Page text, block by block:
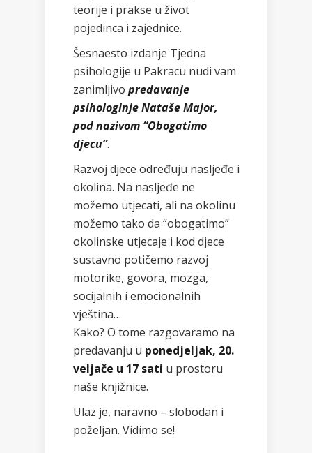
teorije i prakse u život
pojedinca i zajednice.
Šesnaesto izdanje Tjedna
psihologije u Pakracu nudi vam
zanimljivo predavanje
psihologinje Nataše Major,
pod nazivom “Obogatimo
djecu”.
Razvoj djece određuju nasljeđe i
okolina. Na nasljeđe ne
možemo utjecati, ali na okolinu
možemo tako da “obogatimo”
okolinske utjecaje i kod djece
sustavno potičemo razvoj
motorike, govora, mozga,
socijalnih i emocionalnih
vještina…
Kako? O tome razgovaramo na
predavanju u ponedjeljak, 20.
veljače u 17 sati u prostoru
naše knjižnice.
Ulaz je, naravno – slobodan i
poželjan. Vidimo se!